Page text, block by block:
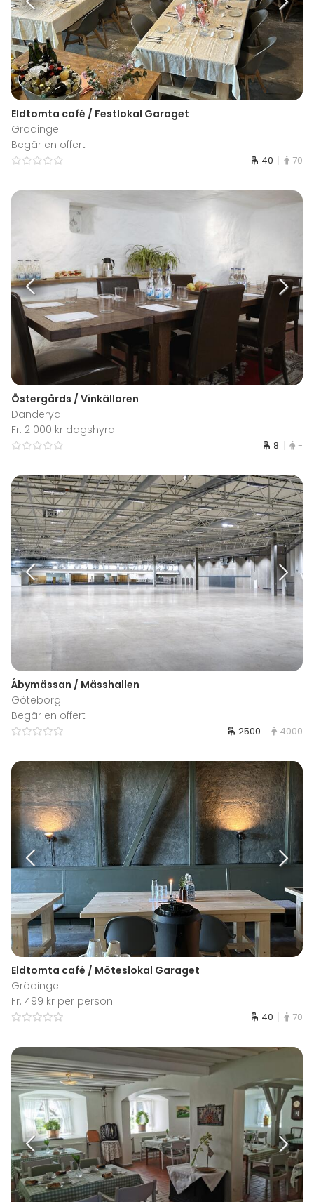
Eldtomta café / Festlokal Garaget
Grödinge
Begär en offert
40 70
Östergårds / Vinkällaren
Danderyd
Fr. 2 000 kr dagshyra
8 -
Åbymässan / Mässhallen
Göteborg
Begär en offert
2500 4000
Eldtomta café / Möteslokal Garaget
Grödinge
Fr. 499 kr per person
40 70